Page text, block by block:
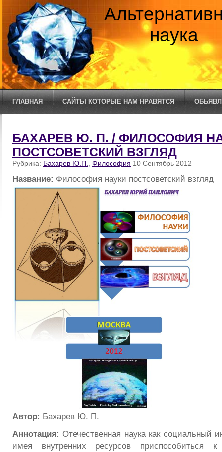
наука
ГЛАВНАЯ САЙТЫ КОТОРЫЕ НАМ НРАВЯТСЯ
БАХАРЕВ Ю. П. / ФИЛОСОФИЯ
ПОСТСОВЕТСКИЙ ВЗГЛЯД
Рубрика: Бахарев Ю.П. Философия 10 Сентябрь 2012
Название: Философия науки постсоветский взгляд
Автор: Бахарев Ю. П.
Аннотация: Отечественная наука как социальный
имея внутренних ресурсов приспособиться